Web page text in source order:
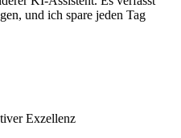
und ich spare jeden Tag
Exzellenz